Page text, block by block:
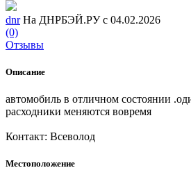
dnr На ДНРБЭЙ.РУ с 04.02.2026
(0)
Отзывы
Описание
автомобиль в отличном состоянии
расходники меняются вовремя
Контакт: Всеволод
Местоположение